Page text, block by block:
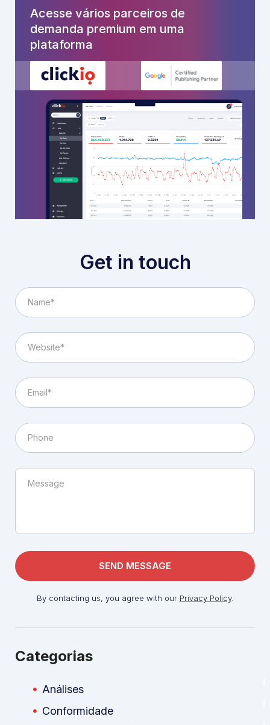
Acesse vários parceiros de
demanda premium em uma
plataforma
Get in touch
By contacting us, you agree with our Privacy Policy.
Categorias
Análises
Conformidade